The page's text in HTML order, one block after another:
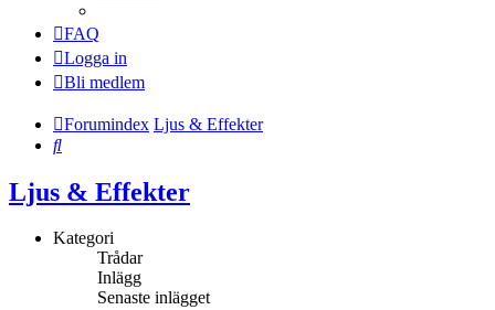
FAQ
Logga in
Bli medlem
Forumindex Ljus & Effekter
Sök
Ljus & Effekter
Kategori
Trådar
Inlägg
Senaste inlägget